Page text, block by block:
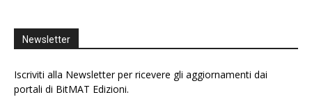
Newsletter
Iscriviti alla Newsletter per ricevere gli aggiornamenti dai
portali di BitMAT Edizioni.